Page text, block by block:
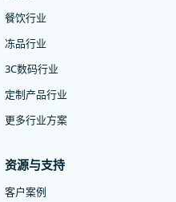
餐饮行业
冻品行业
3C数码行业
定制产品行业
更多行业方案
资源与支持
客户案例